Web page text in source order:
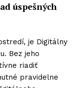
úspešných
je Digitálny
Bez jeho
riadiť
pravidelne